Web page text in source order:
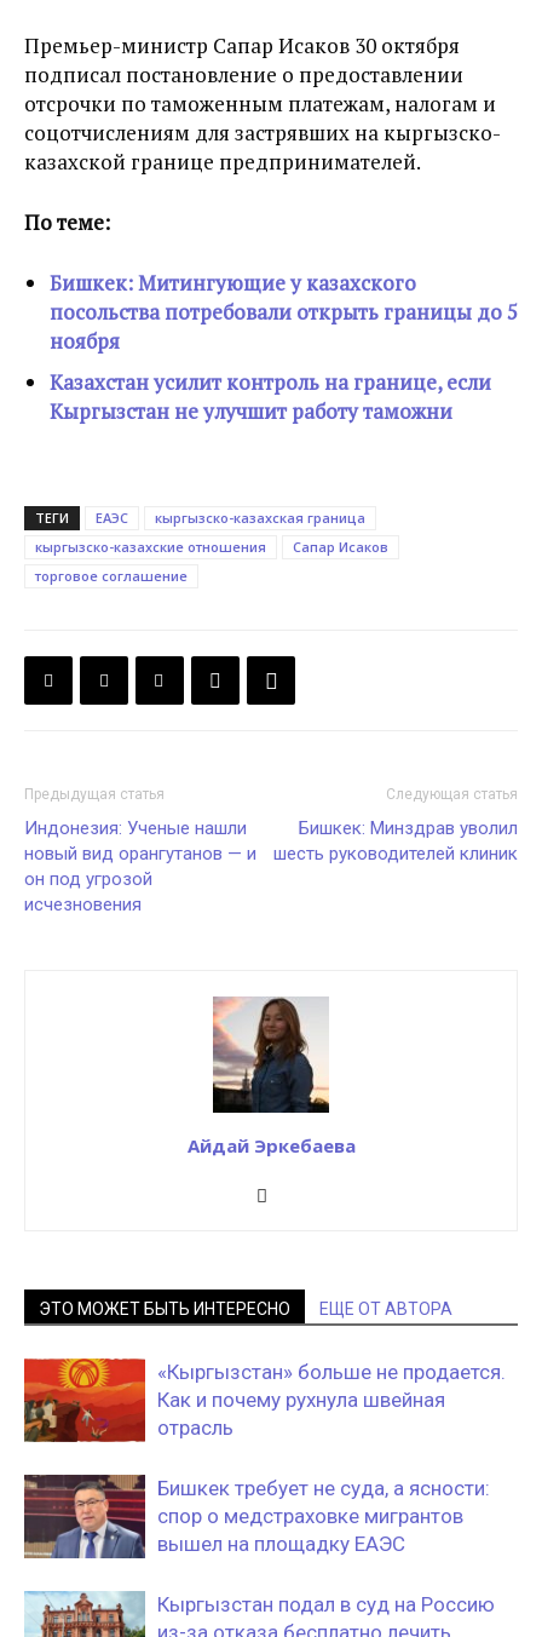
Премьер-министр Сапар Исаков 30 октября
подписал постановление о предоставлении
отсрочки по таможенным платежам, налогам и
соцотчислениям для застрявших на кыргызско-
казахской границе предпринимателей.
По теме:
Бишкек: Митингующие у казахского
посольства потребовали открыть границы до 5
ноября
Казахстан усилит контроль на границе, если
Кыргызстан не улучшит работу таможни
ТЕГИ ЕАЭС
кыргызско-казахская граница
кыргызско-казахские отношения
Сапар Исаков
торговое соглашение
Предыдущая статья
Индонезия: Ученые нашли
новый вид орангутанов — и
он под угрозой
исчезновения
Следующая статья
Бишкек: Минздрав уволил
шесть руководителей клиник
Айдай Эркебаева
ЭТО МОЖЕТ БЫТЬ ИНТЕРЕСНО ЕЩЕ ОТ АВТОРА
«Кыргызстан» больше не продается.
Как и почему рухнула швейная
отрасль
Бишкек требует не суда, а ясности:
спор о медстраховке мигрантов
вышел на площадку ЕАЭС
Кыргызстан подал в суд на Россию
из-за отказа бесплатно лечить